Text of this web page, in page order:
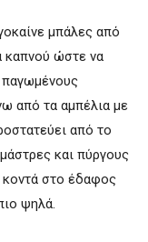
μπάλες από
καπνού ώστε να
από τα αμπέλια με
από το
και πύργους
κοντά στο έδαφος
ψηλά.